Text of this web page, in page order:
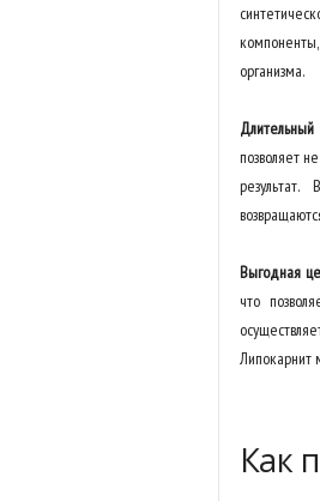
организма.
позволяет
Выгодная
что
Липокарнит
Как